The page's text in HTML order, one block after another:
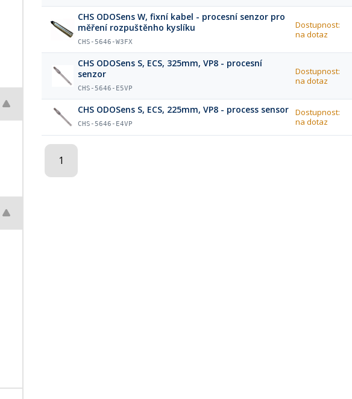
CHS ODOSens W, fixní kabel - procesní senzor pro
měření rozpuštěnho kyslíku
CHS-5646-W3FX
Dostupnost:
na dotaz
CHS ODOSens S, ECS, 325mm, VP8 - procesní
senzor
CHS-5646-E5VP
Dostupnost:
na dotaz
CHS ODOSens S, ECS, 225mm, VP8 - process sensor
CHS-5646-E4VP
Dostupnost:
na dotaz
1